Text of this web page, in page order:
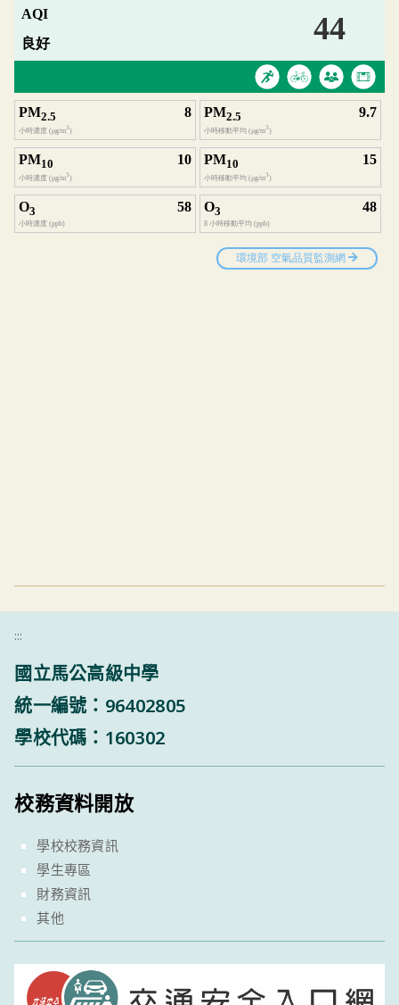
:::
國立馬公高級中學
統一編號：96402805
學校代碼：160302
校務資料開放
學校校務資訊
學生專區
財務資訊
其他